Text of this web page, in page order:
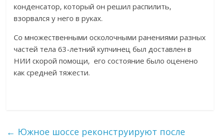
конденсатор, который он решил распилить,
взорвался у него в руках.
Со множественными осколочными ранениями разных
частей тела 63-летний купчинец был доставлен в
НИИ скорой помощи, его состояние было оценено
как средней тяжести.
← Южное шоссе реконструируют после